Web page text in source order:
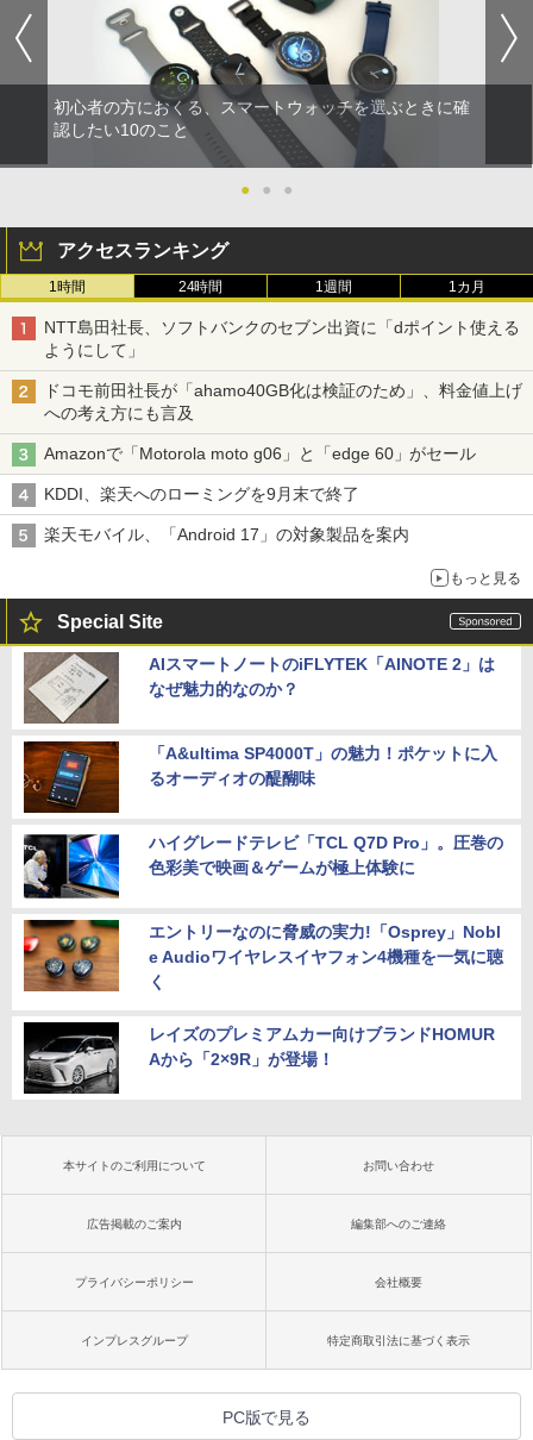
初心者の方におくる、スマートウォッチを選ぶときに確
認したい10のこと
● ● ●
アクセスランキング
1時間 24時間 1週間 1カ月
NTT島田社長、ソフトバンクのセブン出資に「dポイント使える
ようにして」
ドコモ前田社長が「ahamo40GB化は検証のため」、料金値上げ
への考え方にも言及
Amazonで「Motorola moto g06」と「edge 60」がセール
KDDI、楽天へのローミングを9月末で終了
楽天モバイル、「Android 17」の対象製品を案内
もっと見る
Special Site
AIスマートノートのiFLYTEK「AINOTE 2」は
なぜ魅力的なのか？
「A&ultima SP4000T」の魅力！ポケットに入
るオーディオの醍醐味
ハイグレードテレビ「TCL Q7D Pro」。圧巻の
色彩美で映画＆ゲームが極上体験に
エントリーなのに脅威の実力!「Osprey」Nobl
e Audioワイヤレスイヤフォン4機種を一気に聴
く
レイズのプレミアムカー向けブランドHOMUR
Aから「2×9R」が登場！
本サイトのご利用について お問い合わせ
広告掲載のご案内 編集部へのご連絡
プライバシーポリシー 会社概要
インプレスグループ 特定商取引法に基づく表示
PC版で見る